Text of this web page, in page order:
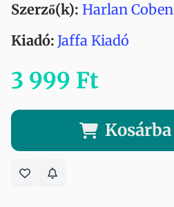
Szerző(k): Harlan Coben
Kiadó: Jaffa Kiadó
3 999 Ft
Kosárba